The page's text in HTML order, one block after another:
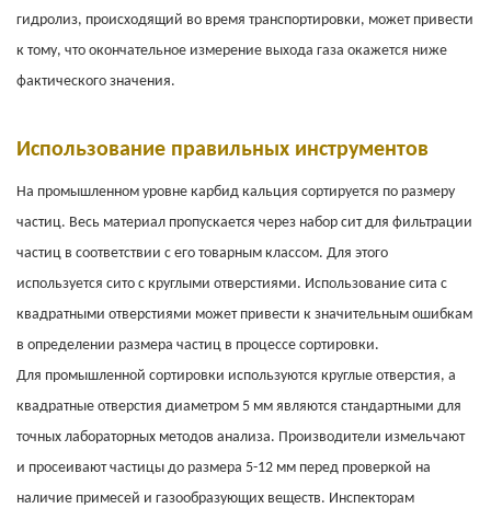
гидролиз, происходящий во время транспортировки, может привести
к тому, что окончательное измерение выхода газа окажется ниже
фактического значения.
Использование правильных инструментов
На промышленном уровне карбид кальция сортируется по размеру
частиц. Весь материал пропускается через набор сит для фильтрации
частиц в соответствии с его товарным классом. Для этого
используется сито с круглыми отверстиями. Использование сита с
квадратными отверстиями может привести к значительным ошибкам
в определении размера частиц в процессе сортировки.
Для промышленной сортировки используются круглые отверстия, а
квадратные отверстия диаметром 5 мм являются стандартными для
точных лабораторных методов анализа. Производители измельчают
и просеивают частицы до размера 5-12 мм перед проверкой на
наличие примесей и газообразующих веществ. Инспекторам